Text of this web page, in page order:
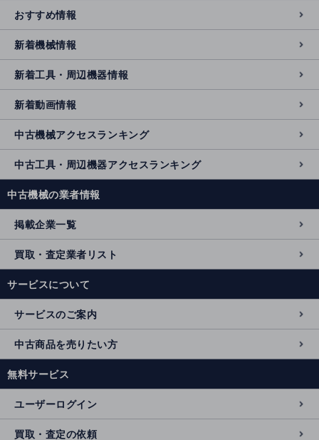
おすすめ情報
新着機械情報
新着工具・周辺機器情報
新着動画情報
中古機械アクセスランキング
中古工具・周辺機器アクセスランキング
中古機械の業者情報
掲載企業一覧
買取・査定業者リスト
サービスについて
サービスのご案内
中古商品を売りたい方
無料サービス
ユーザーログイン
買取・査定の依頼